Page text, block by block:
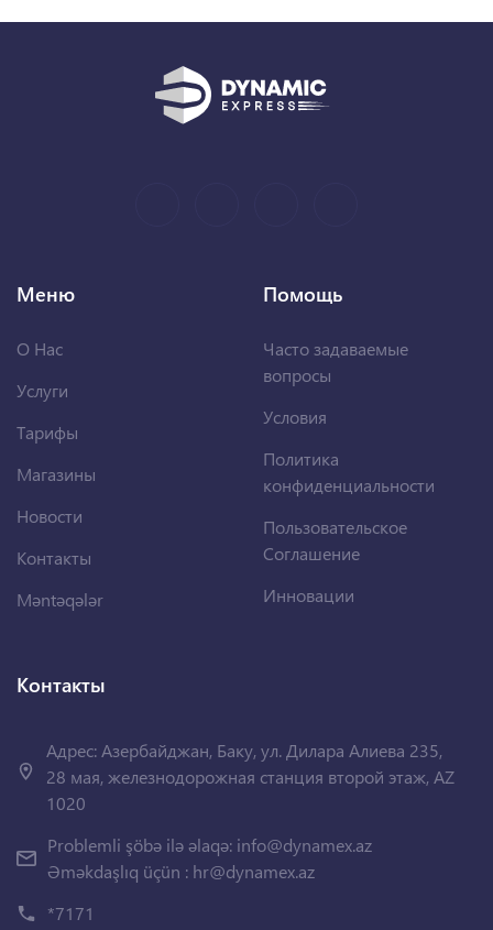
Меню
О Нас
Услуги
Тарифы
Магазины
Новости
Контакты
Məntəqələr
Помощь
Часто задаваемые
вопросы
Условия
Политика
конфиденциальности
Пользовательское
Соглашение
Инновации
Контакты
Адрес: Азербайджан, Баку, ул. Дилара Алиева 235,
28 мая, железнодорожная станция второй этаж, AZ
1020
Problemli şöbə ilə əlaqə: info@dynamex.az
Əməkdaşlıq üçün : hr@dynamex.az
*7171